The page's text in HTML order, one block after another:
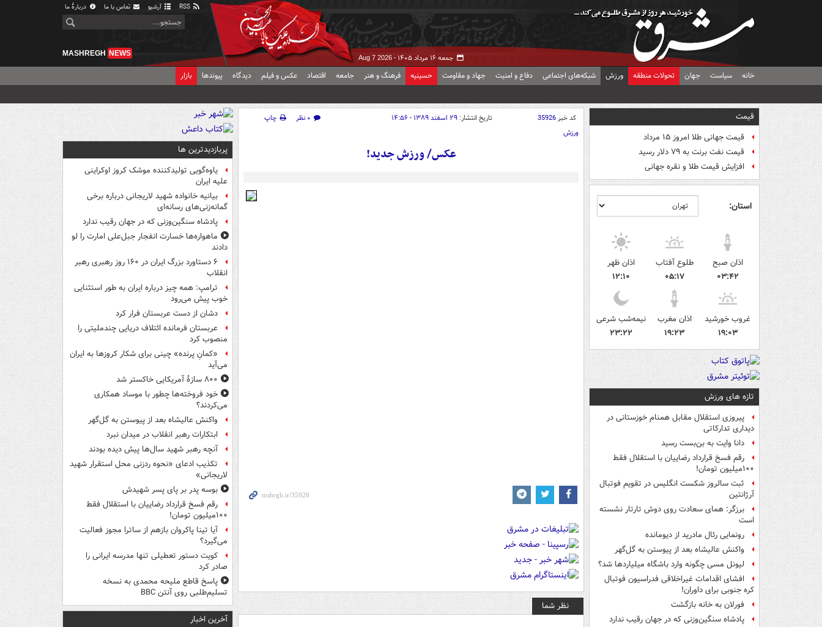
آرشیو تماس با ما دربارهٔ ما
جمعه ۱۶ مرداد ۱۴۰۵ - Aug 7 2026
MASHREGH NEWS
خانه سیاست جهان تحولات منطقه ورزش شبکه‌های اجتماعی دفاع و امنیت جهاد و مقاومت حسینیه فرهنگ و هنر جامعه اقتصاد عکس و فیلم دیدگاه پیوندها بازار
قیمت
قیمت جهانی طلا امروز ۱۵ مرداد
قیمت نفت برنت به ۷۹ دلار رسید
افزایش قیمت طلا و نقره جهانی
استان:
اذان صبح
۰۳:۴۲
طلوع آفتاب
۰۵:۱۷
اذان ظهر
۱۲:۱۰
غروب خورشید
۱۹:۰۳
اذان مغرب
۱۹:۲۳
نیمه‌شب شرعی
۲۳:۲۲
تازه های ورزش
پیروزی استقلال مقابل همنام خوزستانی در
دیداری تدارکاتی
دانا وایت به بن‌بست رسید
رقم فسخ قرارداد رضاییان با استقلال فقط
۱۰۰میلیون تومان!
ثبت سالروز شکست انگلیس در تقویم فوتبال
آرژانتین
برزگر: همای سعادت روی دوش تارتار نشسته
است
رونمایی رئال مادرید از دیومانده
واکنش عالیشاه بعد از پیوستن به گل‌گهر
لیونل مسی چگونه وارد باشگاه میلیاردها شد؟
افشای اقدامات غیراخلاقی فدراسیون فوتبال
کره جنوبی برای داوران!
فورلان به خانه بازگشت
پادشاه سنگین‌وزنی که در جهان رقیب ندارد
کد خبر35926 تاریخ انتشار: ۲۹ اسفند ۱۳۸۹ - ۱۴:۵۶ ۰ نظر
چاپ
ورزش
عکس/ ورزش جديد!
نظر شما
پربازدیدترین ها
یاوه‌گویی تولیدکننده موشک کروز اوکراینی
علیه ایران
بیانیه خانواده شهید لاریجانی درباره برخی
گمانه‌زنی‌های رسانه‌ای
پادشاه سنگین‌وزنی که در جهان رقیب ندارد
ماهواره‌ها خسارت انفجار جبل‌علی امارت را لو
دادند
۶ دستاورد بزرگ ایران در ۱۶۰ روز رهبری رهبر
انقلاب
ترامپ: همه چیز درباره ایران به طور استثنایی
خوب پیش می‌رود
دشان از دست عربستان فرار کرد
عربستان فرمانده ائتلاف دریایی چندملیتی را
منصوب کرد
«کمانِ پرنده» چینی برای شکار کروزها به ایران
می‌آید
۸۰۰ سازۀ آمریکایی خاکستر شد
خود فروخته‌ها چطور با موساد همکاری
می‌کردند؟
واکنش عالیشاه بعد از پیوستن به گل‌گهر
ابتکارات رهبر انقلاب در میدان نبرد
آنچه رهبر شهید سال‌ها پیش دیده بودند
تکذیب ادعای «نحوه ردزنی محل استقرار شهید
لاریجانی»
بوسه‌ پدر بر پای پسر شهیدش
رقم فسخ قرارداد رضاییان با استقلال فقط
۱۰۰میلیون تومان!
آیا تینا پاکروان بازهم از ساترا مجوز فعالیت
می‌گیرد؟
کویت دستور تعطیلی تنها مدرسه ایرانی را
صادر کرد
پاسخ قاطع ملیحه محمدی به نسخه
تسلیم‌طلبی روی آنتن BBC
آخرین اخبار